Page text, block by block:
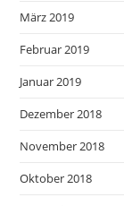
März 2019
Februar 2019
Januar 2019
Dezember 2018
November 2018
Oktober 2018